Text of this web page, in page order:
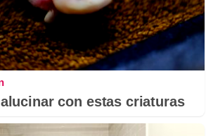
con estas criaturas